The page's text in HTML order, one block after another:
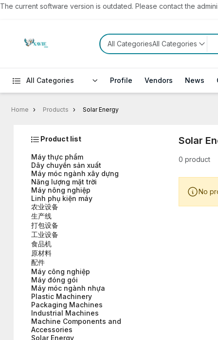
The current software version is outdated. Please contact the
All CategoriesAll Categories
All Categories Profile Vendors News
Home Products Solar Energy
Product list
Máy thực phẩm
Dây chuyền sản xuất
Máy móc ngành xây dựng
Năng lượng mặt trời
Máy nông nghiệp
Linh phụ kiện máy
农业设备
生产线
打包设备
工业设备
食品机
原材料
配件
Máy công nghiệp
Máy đóng gói
Máy móc ngành nhựa
Plastic Machinery
Packaging Machines
Industrial Machines
Machine Components and
Accessories
Solar Energy
Solar
0 product
No